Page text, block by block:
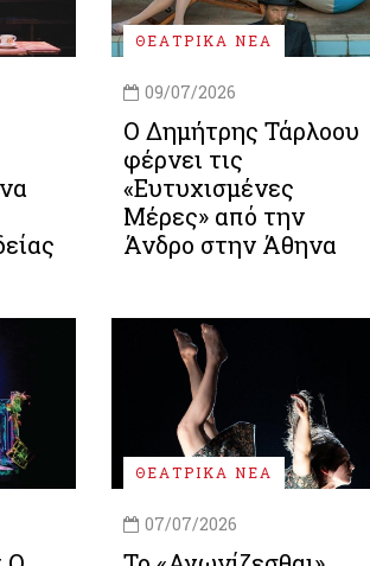
ΘΕΑΤΡΙΚΑ ΝΕΑ
09/07/2026
Ο Δημήτρης Τάρλοου
φέρνει τις
«Ευτυχισμένες
Μέρες» από την
Άνδρο στην Άθηνα
ΘΕΑΤΡΙΚΑ ΝΕΑ
07/07/2026